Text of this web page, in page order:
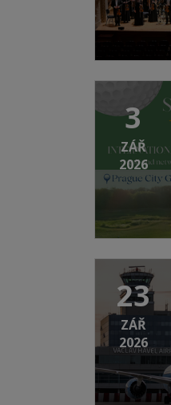
3
ZÁŘ
2026
23
ZÁŘ
2026